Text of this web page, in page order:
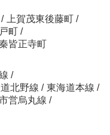
/ 上賀茂東後藤町 /
町 /
皆正寺町
/
北野線 / 東海道本線 /
営烏丸線 /